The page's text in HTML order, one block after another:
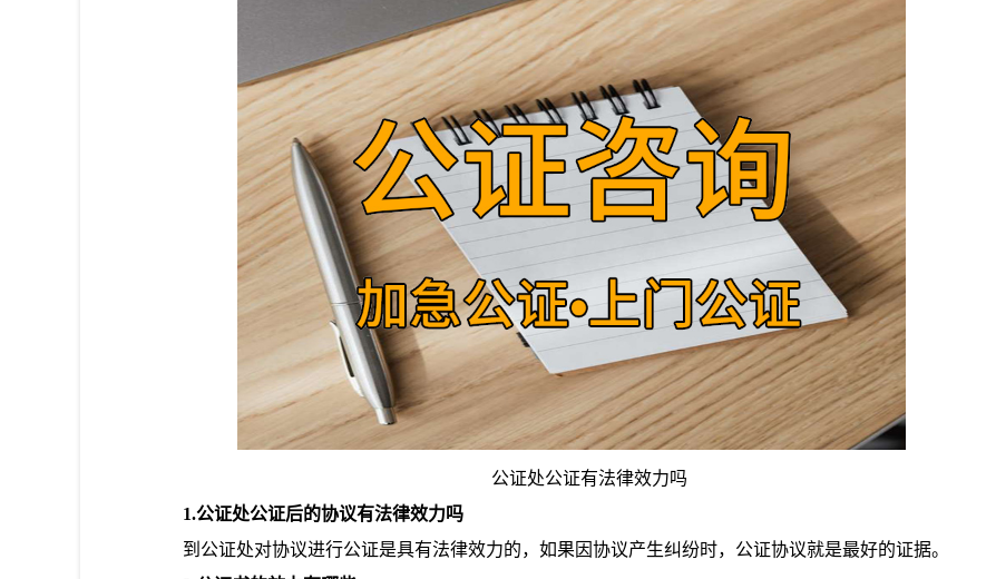
公证处公证有法律效力吗
1.公证处公证后的协议有法律效力吗
到公证处对协议进行公证是具有法律效力的，如果因协议产生纠纷时，公证协议就是最好的证据。